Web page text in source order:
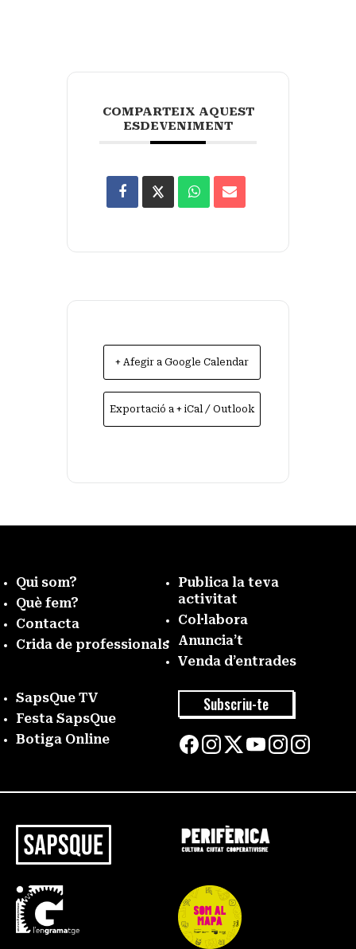
COMPARTEIX AQUEST
ESDEVENIMENT
+ Afegir a Google Calendar
Exportació a + iCal / Outlook
Qui som?
Què fem?
Contacta
Crida de professionals
Publica la teva
activitat
Col·labora
Anuncia’t
Venda d’entrades
SapsQue TV
Festa SapsQue
Botiga Online
Subscriu-te